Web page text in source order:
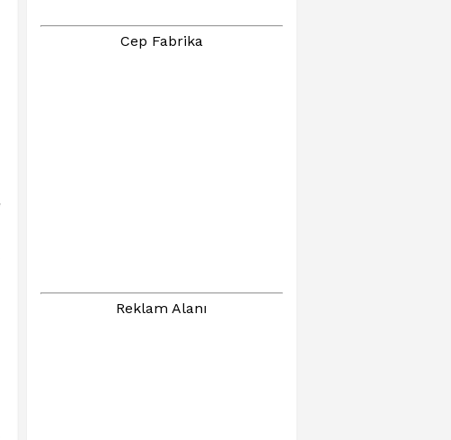
Cep Fabrika
Reklam Alanı